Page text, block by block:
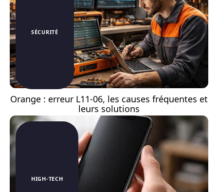
SÉCURITÉ
Orange : erreur L11-06, les causes fréquentes et
leurs solutions
HIGH-TECH